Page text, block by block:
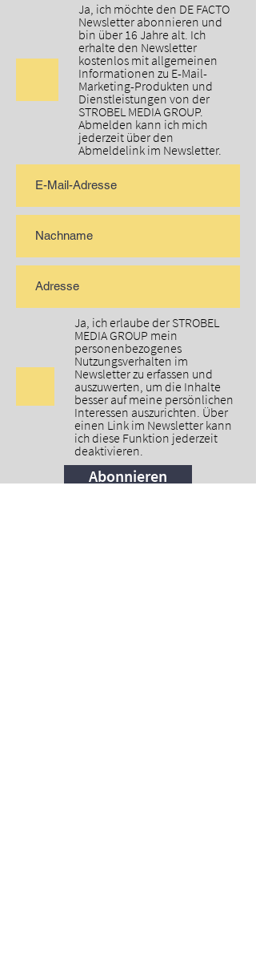
Ja, ich möchte den DE FACTO
Newsletter abonnieren und
bin über 16 Jahre alt. Ich
erhalte den Newsletter
kostenlos mit allgemeinen
Informationen zu E-Mail-
Marketing-Produkten und
Dienstleistungen von der
STROBEL MEDIA GROUP.
Abmelden kann ich mich
jederzeit über den
Abmeldelink im Newsletter.
Ja, ich erlaube der STROBEL
MEDIA GROUP mein
personenbezogenes
Nutzungsverhalten im
Newsletter zu erfassen und
auszuwerten, um die Inhalte
besser auf meine persönlichen
Interessen auszurichten. Über
einen Link im Newsletter kann
ich diese Funktion jederzeit
deaktivieren.
Abonnieren